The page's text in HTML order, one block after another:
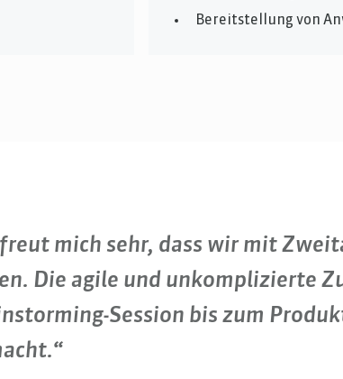
Bereitstellung von
freut mich sehr, dass wir mit
Die agile und unkomplizierte
Session bis zum